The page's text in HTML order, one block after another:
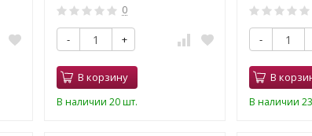
0
- +
В корзину
В наличии 20 шт.
-
В
В наличии